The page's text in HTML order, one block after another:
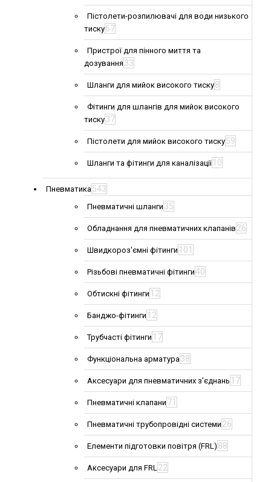
Пістолети-розпилювачі для води низького
тиску67
Пристрої для пінного миття та
дозування 33
Шланги для мийок високого тиску8
Фітинги для шлангів для мийок високого
тиску37
Пістолети для мийок високого тиску59
Шланги та фітинги для каналізації 10
Пневматика543
Пневматичні шланги 35
Обладнання для пневматичних клапанів 26
Швидкороз'ємні фітинги 101
Різьбові пневматичні фітинги40
Обтискні фітинги 12
Банджо-фітинги 12
Трубчасті фітинги 17
Функціональна арматура38
Аксесуари для пневматичних з'єднань 17
Пневматичні клапани 71
Пневматичні трубопровідні системи 26
Елементи підготовки повітря (FRL) 88
Аксесуари для FRL22